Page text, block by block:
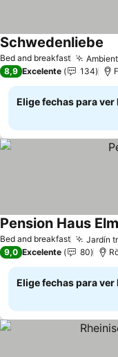
Bed and breakfast
Schwedenliebe
8,9 Excelente 134
Elige fechas para
Bed and breakfast Jardín
Pension Haus
9,0 Excelente 80
Elige fechas para